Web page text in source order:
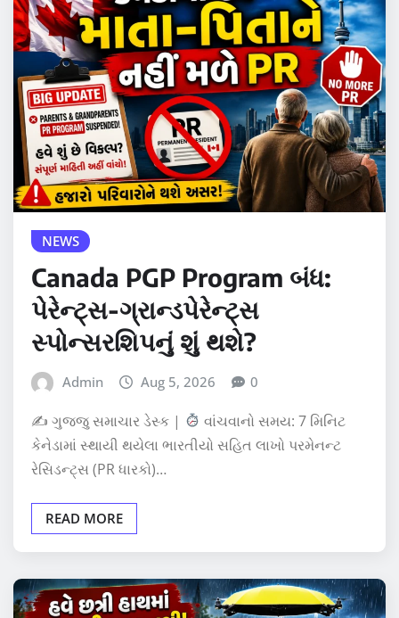
NEWS
Canada PGP Program બંધ:
પેરેન્ટ્સ-ગ્રાન્ડપેરેન્ટ્સ
સ્પોન્સરશિપનું શું થશે?
Admin Aug 5, 2026 0
✍ ગુજ્જુ સમાચાર ડેસ્ક |
વાંચવાનો સમય: 7 મિનિટ
કેનેડામાં સ્થાયી થયેલા ભારતીયો સહિત લાખો પરમેનન્ટ
રેસિડન્ટ્સ (PR ધારકો)…
READ MORE